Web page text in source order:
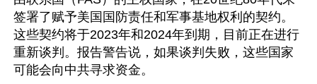
签署了赋予美国国防责任和军事基地权利的契约。
这些契约将于2023年和2024年到期，目前正在进行
重新谈判。报告警告说，如果谈判失败，这些国家
可能会向中共寻求资金。